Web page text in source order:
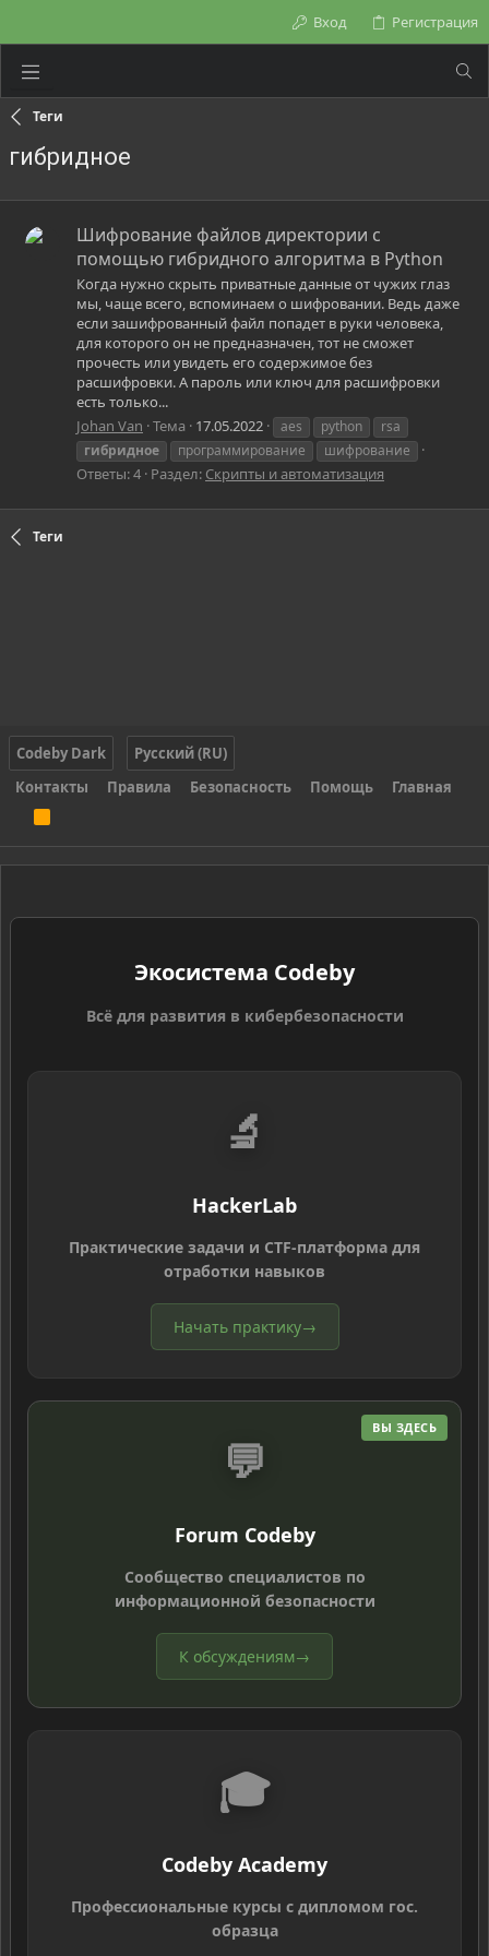
Вход Регистрация
Теги
гибридное
Шифрование файлов директории с
помощью гибридного алгоритма в Python
Когда нужно скрыть приватные данные от чужих глаз
мы, чаще всего, вспоминаем о шифровании. Ведь даже
если зашифрованный файл попадет в руки человека,
для которого он не предназначен, тот не сможет
прочесть или увидеть его содержимое без
расшифровки. А пароль или ключ для расшифровки
есть только...
Johan Van Тема 17.05.2022 aes python
rsa
гибридное
программирование шифрование
Ответы: 4 Раздел: Скрипты и автоматизация
Теги
Codeby Dark
Русский (RU)
Контакты
Правила Безопасность Помощь Главная
S
Экосистема Codeby
Всё для развития в кибербезопасности
🔬
HackerLab
Практические задачи и CTF-платформа для
отработки навыков
Начать практику→
ВЫ ЗДЕСЬ
💬
Forum Codeby
Сообщество специалистов по
информационной безопасности
К обсуждениям→
🎓
Codeby Academy
Профессиональные курсы с дипломом гос.
образца